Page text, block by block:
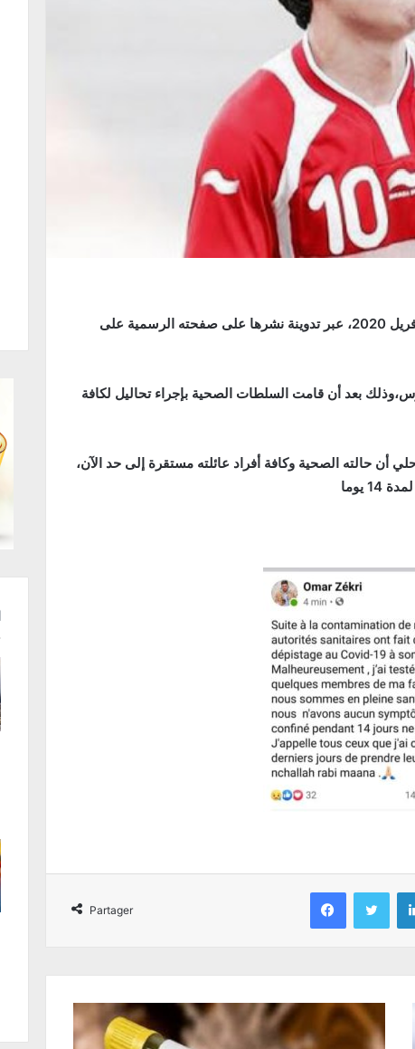
أعلن لاعب إتحاد بن قردان عمر زكري، اليوم الثلاثاء 14 أفريل 2020، عبر تدوينة نشرها على صفحته الرسمية على
بعد أن قامت السلطات الصحية بإجراء تحاليل لكافة
أن حالته الصحية وكافة أفراد عائلته مستقرة إلى حد الآن،
Partager
Facebook Twitter